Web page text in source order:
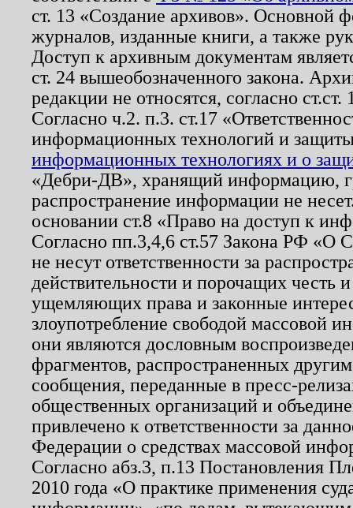
ст. 13 «Создание архивов». Основной
журналов, изданные книги, а также
Доступ к архивным документам
ст. 24 вышеобозначенного закона.
редакции не относятся, согласно
Согласно ч.2. п.3. ст.17
информационных технологий и
информационных технологиях и о
«Дебри-ДВ», хранящий информацию,
распространение информации не
основании ст.8 «Право на доступ к
Согласно пп.3,4,6 ст.57 Закона РФ «О
не несут ответственности за
действительности и порочащих честь
ущемляющих права и законные
злоупотребление свободой массовой
они являются дословным
фрагментов, распространенных
сообщения, переданные в пресс-
общественных организаций и
привлечено к ответственности за
Федерации о средствах массовой
Согласно абз.3, п.13 Постановления
2010 года «О практике применения